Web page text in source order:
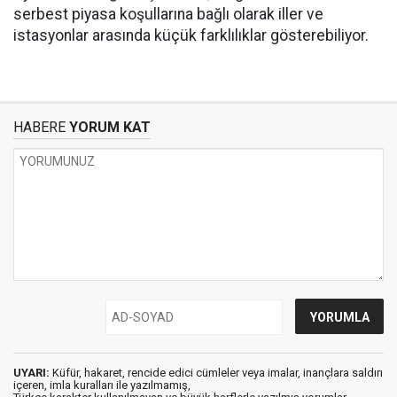
serbest piyasa koşullarına bağlı olarak iller ve
istasyonlar arasında küçük farklılıklar gösterebiliyor.
HABERE YORUM KAT
UYARI: Küfür, hakaret, rencide edici cümleler veya imalar, inançlara saldırı
içeren, imla kuralları ile yazılmamış,